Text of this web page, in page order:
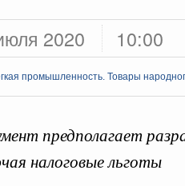
2020 10:00
промышленность. Товары
предполагает
налоговые льготы
программы